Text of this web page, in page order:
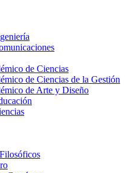
de Ciencias
de Ciencias de la Gestión
de Arte y Diseño